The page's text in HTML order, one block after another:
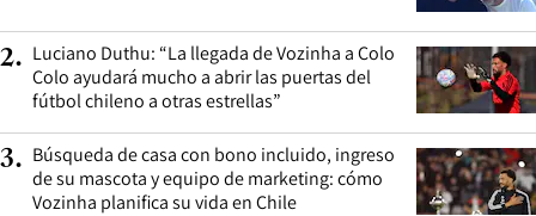
2. Luciano Duthu: “La llegada de Vozinha a Colo
Colo ayudará mucho a abrir las puertas del
fútbol chileno a otras estrellas”
3. Búsqueda de casa con bono incluido, ingreso
de su mascota y equipo de marketing: cómo
Vozinha planifica su vida en Chile